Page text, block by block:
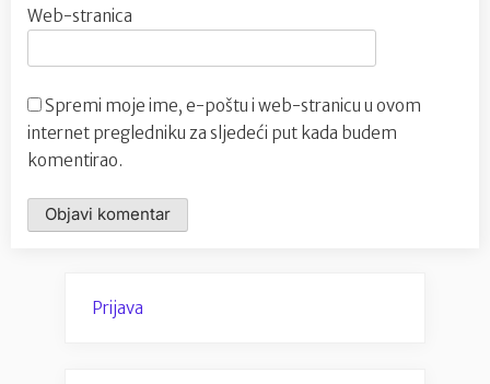
Web-stranica
Spremi moje ime, e-poštu i web-stranicu u ovom
internet pregledniku za sljedeći put kada budem
komentirao.
Prijava